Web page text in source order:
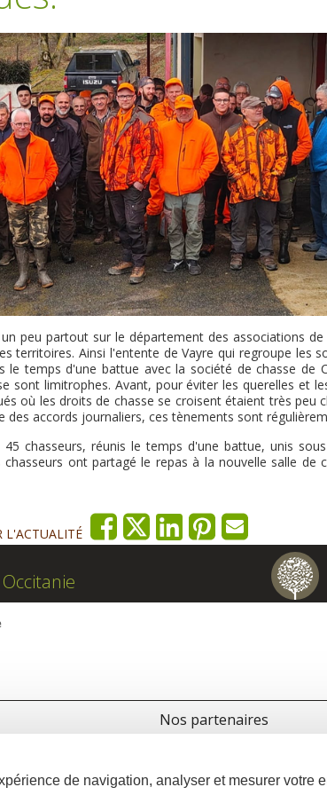
peu partout sur le département des associations de
territoires. Ainsi l'entente de Vayre qui regroupe les
temps d'une battue avec la société de chasse de
sont limitrophes. Avant, pour éviter les querelles et
où les droits de chasse se croisent étaient très peu
des accords journaliers, ces tènements sont
chasseurs, réunis le temps d'une battue, unis
ont partagé le repas à la nouvelle salle de
L'ACTUALITÉ
Nos partenaires
de navigation, analyser et mesurer votre